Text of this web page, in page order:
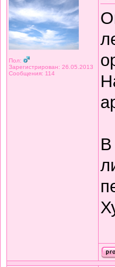
Пол:
Зарегистрирован: 26.05.2013
Сообщения: 114
В